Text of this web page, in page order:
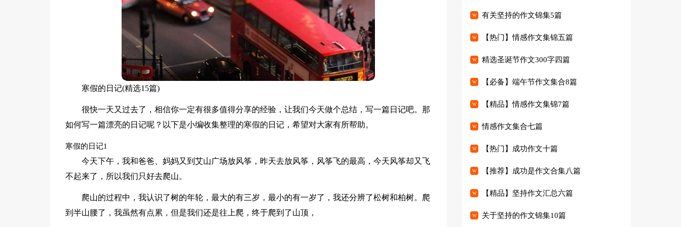
寒假的日记(精选15篇)
很快一天又过去了，相信你一定有很多值得分享的经验，让我们今天做个总结，写一篇日记吧。那
如何写一篇漂亮的日记呢？以下是小编收集整理的寒假的日记，希望对大家有所帮助。
寒假的日记1
今天下午，我和爸爸、妈妈又到艾山广场放风筝，昨天去放风筝，风筝飞的最高，今天风筝却又飞
不起来了，所以我们只好去爬山。
爬山的过程中，我认识了树的年轮，最大的有三岁，最小的有一岁了，我还分辨了松树和柏树。爬
到半山腰了，我虽然有点累，但是我们还是往上爬，终于爬到了山顶，
有关坚持的作文锦集5篇
【热门】情感作文集锦五篇
精选圣诞节作文300字四篇
【必备】端午节作文集合8篇
【精品】情感作文集锦7篇
情感作文集合七篇
【热门】成功作文十篇
【推荐】成功是作文合集八篇
【精品】坚持作文汇总六篇
关于坚持的作文锦集10篇